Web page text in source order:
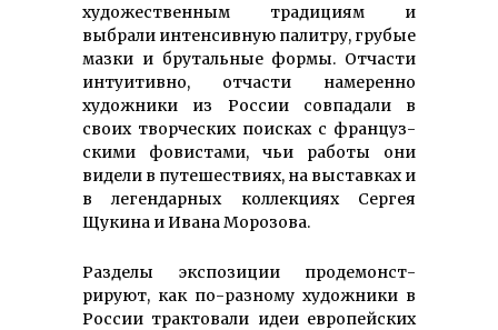
художественным традициям и
выбрали интенсивную палитру, гру­бые
мазки и брутальные формы. Отчасти
интуитивно, отчасти намеренно
художники из России совпадали в
своих творческих поисках с фран­цуз­
скими фовистами, чьи работы они
видели в путешествиях, на выставках и
в легендарных коллекциях Сергея
Щукина и Ивана Морозова.
Разделы экспози­ции про­де­мон­ст­
рируют, как по-раз­ному художники в
России трактовали идеи европейских